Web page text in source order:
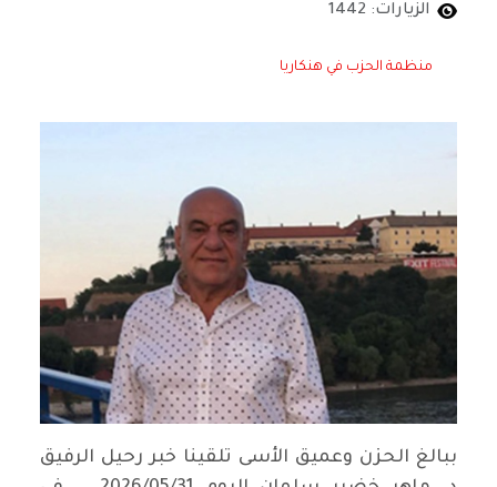
الزيارات: 1442
منظمة الحزب في هنكاريا
ببالغ الحزن وعميق الأسى تلقينا خبر رحيل الرفيق